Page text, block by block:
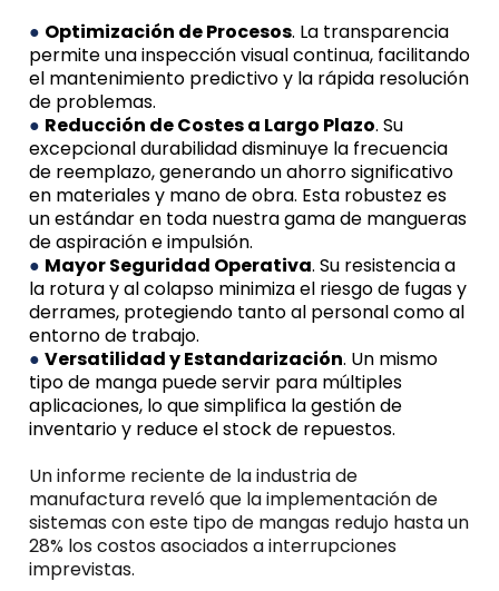
● Optimización de Procesos. La transparencia
permite una inspección visual continua, facilitando
el mantenimiento predictivo y la rápida resolución
de problemas.
● Reducción de Costes a Largo Plazo. Su
excepcional durabilidad disminuye la frecuencia
de reemplazo, generando un ahorro significativo
en materiales y mano de obra. Esta robustez es
un estándar en toda nuestra gama de mangueras
de aspiración e impulsión.
● Mayor Seguridad Operativa. Su resistencia a
la rotura y al colapso minimiza el riesgo de fugas y
derrames, protegiendo tanto al personal como al
entorno de trabajo.
● Versatilidad y Estandarización. Un mismo
tipo de manga puede servir para múltiples
aplicaciones, lo que simplifica la gestión de
inventario y reduce el stock de repuestos.
Un informe reciente de la industria de
manufactura reveló que la implementación de
sistemas con este tipo de mangas redujo hasta un
28% los costos asociados a interrupciones
imprevistas.